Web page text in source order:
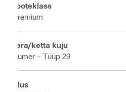
Tooteklass
Premium
Tera/ketta kuju
Kumer – Tüüp 29
Alus